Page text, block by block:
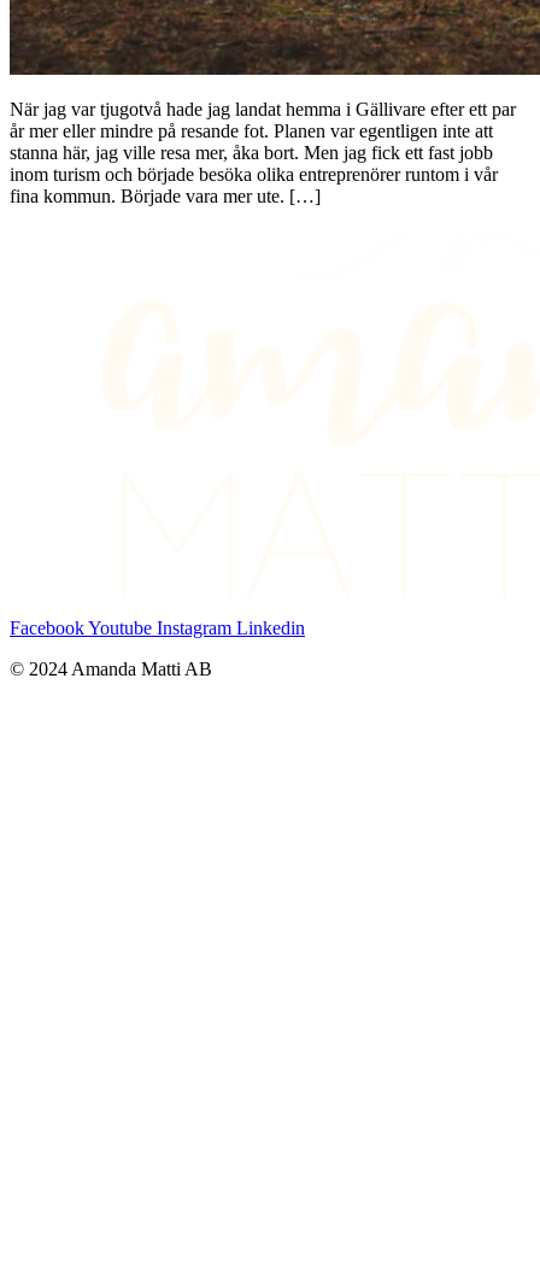
När jag var tjugotvå hade jag landat hemma i Gällivare efter ett par
år mer eller mindre på resande fot. Planen var egentligen inte att
stanna här, jag ville resa mer, åka bort. Men jag fick ett fast jobb
inom turism och började besöka olika entreprenörer runtom i vår
fina kommun. Började vara mer ute. […]
FacebookYoutube Instagram Linkedin
© 2024 Amanda Matti AB